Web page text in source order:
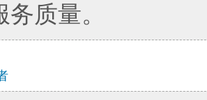
质量。